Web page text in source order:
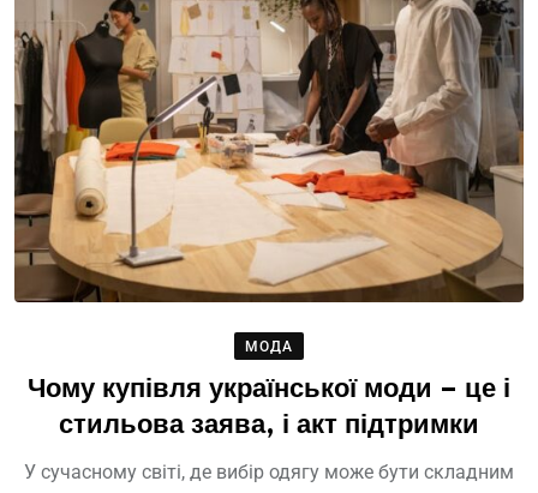
МОДА
Чому купівля української моди – це і
стильова заява, і акт підтримки
У сучасному світі, де вибір одягу може бути складним